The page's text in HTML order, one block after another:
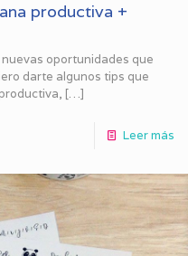
productiva +
oportunidades que
darte algunos tips que
[…]
Leer más